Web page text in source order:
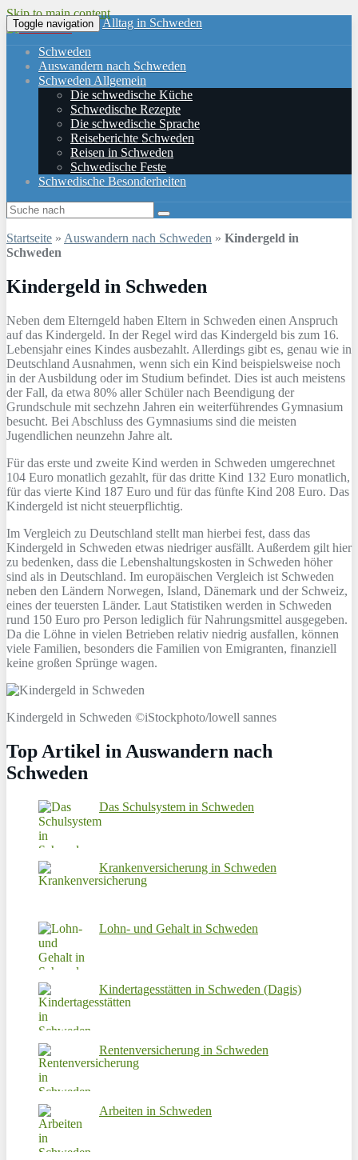
Skip to main content
Toggle navigation Alltag in Schweden
Schweden
Auswandern nach Schweden
Schweden Allgemein
Die schwedische Küche
Schwedische Rezepte
Die schwedische Sprache
Reiseberichte Schweden
Reisen in Schweden
Schwedische Feste
Schwedische Besonderheiten
Startseite » Auswandern nach Schweden » Kindergeld in
Schweden
Kindergeld in Schweden
Neben dem Elterngeld haben Eltern in Schweden einen Anspruch
auf das Kindergeld. In der Regel wird das Kindergeld bis zum 16.
Lebensjahr eines Kindes ausbezahlt. Allerdings gibt es, genau wie in
Deutschland Ausnahmen, wenn sich ein Kind beispielsweise noch
in der Ausbildung oder im Studium befindet. Dies ist auch meistens
der Fall, da etwa 80% aller Schüler nach Beendigung der
Grundschule mit sechzehn Jahren ein weiterführendes Gymnasium
besucht. Bei Abschluss des Gymnasiums sind die meisten
Jugendlichen neunzehn Jahre alt.
Für das erste und zweite Kind werden in Schweden umgerechnet
104 Euro monatlich gezahlt, für das dritte Kind 132 Euro monatlich,
für das vierte Kind 187 Euro und für das fünfte Kind 208 Euro. Das
Kindergeld ist nicht steuerpflichtig.
Im Vergleich zu Deutschland stellt man hierbei fest, dass das
Kindergeld in Schweden etwas niedriger ausfällt. Außerdem gilt hier
zu bedenken, dass die Lebenshaltungskosten in Schweden höher
sind als in Deutschland. Im europäischen Vergleich ist Schweden
neben den Ländern Norwegen, Island, Dänemark und der Schweiz,
eines der teuersten Länder. Laut Statistiken werden in Schweden
rund 150 Euro pro Person lediglich für Nahrungsmittel ausgegeben.
Da die Löhne in vielen Betrieben relativ niedrig ausfallen, können
viele Familien, besonders die Familien von Emigranten, finanziell
keine großen Sprünge wagen.
Kindergeld in Schweden ©iStockphoto/lowell sannes
Top Artikel in Auswandern nach
Schweden
Das Schulsystem in Schweden
Krankenversicherung in Schweden
Lohn- und Gehalt in Schweden
Kindertagesstätten in Schweden (Dagis)
Rentenversicherung in Schweden
Arbeiten in Schweden